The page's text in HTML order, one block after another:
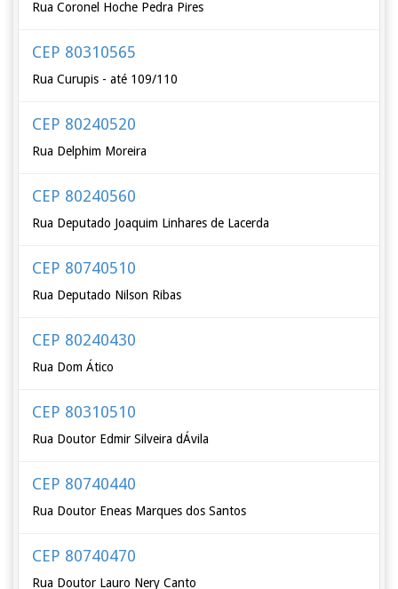
Rua Coronel Hoche Pedra Pires
CEP 80310565
Rua Curupis - até 109/110
CEP 80240520
Rua Delphim Moreira
CEP 80240560
Rua Deputado Joaquim Linhares de Lacerda
CEP 80740510
Rua Deputado Nilson Ribas
CEP 80240430
Rua Dom Ático
CEP 80310510
Rua Doutor Edmir Silveira dÁvila
CEP 80740440
Rua Doutor Eneas Marques dos Santos
CEP 80740470
Rua Doutor Lauro Nery Canto